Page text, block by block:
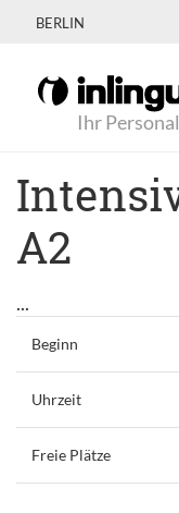
BERLIN
Ihr
A2
...
Beginn
Uhrzeit
Freie Plätze